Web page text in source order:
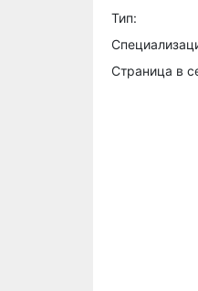
Тип:
Страница в